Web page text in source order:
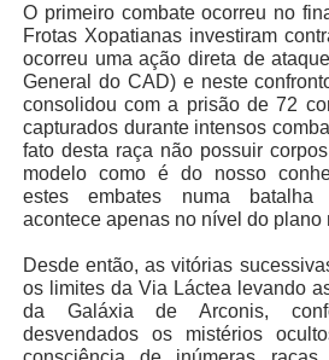
O primeiro combate ocorreu no
Frotas Xopatianas investiram
ocorreu uma ação direta de
General do CAD) e neste
consolidou com a prisão de 72
capturados durante intensos
fato desta raça não possuir
modelo como é do nosso
estes embates numa batalha
acontece apenas no nível do plano
Desde então, as vitórias
os limites da Via Láctea levando
da Galáxia de Arconis,
desvendados os mistérios